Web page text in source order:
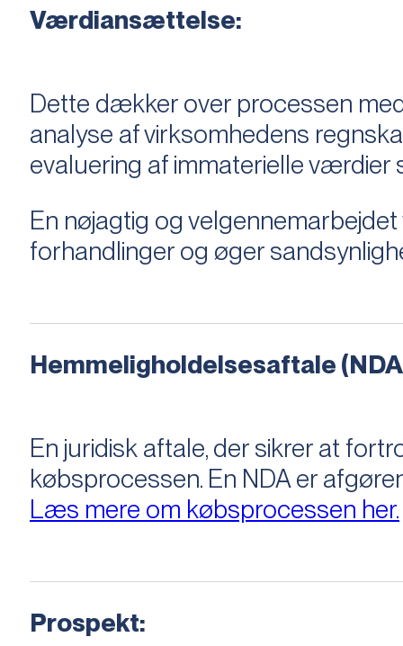
Værdiansættelse:
Dette dækker over processen
analyse af virksomhedens
evaluering af immaterielle
En nøjagtig og
forhandlinger og øger
Hemmeligholdelsesaftale
En juridisk aftale, der sikrer at
købsprocessen​​. En NDA er
Læs mere om købsprocessen her.
Prospekt: